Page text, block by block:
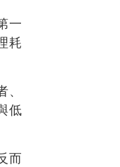
一
耗
低
而